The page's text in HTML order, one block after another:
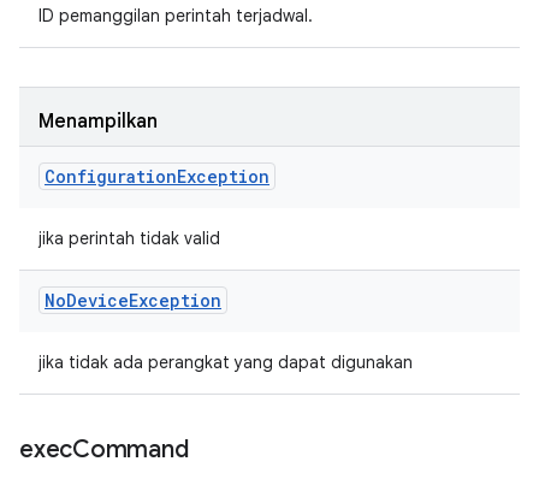
ID pemanggilan perintah terjadwal.
Menampilkan
ConfigurationException
jika perintah tidak valid
NoDeviceException
jika tidak ada perangkat yang dapat digunakan
execCommand